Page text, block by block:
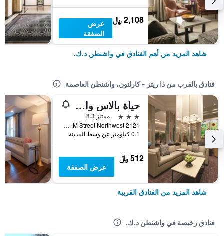
2,108 ﷼
عرض
الصفقة
شاهد المزيد من أهم الفنادق في واشنطن د.ك.
فنادق بالقرب من ذا ريتز - كارلتون، واشنطن العاصمة
حياة بالاس واشنطن دي سي جورج تاون ويست إند
3 نجوم
ممتاز 8.3
2121 M Street Northwest, واشنطن د.ك., DC, الولايات المتحدة الأميريكية
0.1 كيلومتر عن وسط المدينة
512 ﷼
عرض الصفقة
شاهد المزيد من الفنادق القريبة
فنادق رخيصة في واشنطن د.ك.